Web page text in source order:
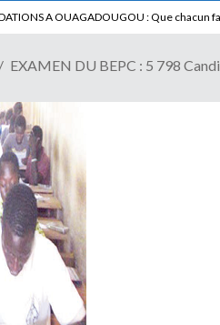
immuables pour éviter une peau sèche
EXAMEN DU BEPC : 5 798